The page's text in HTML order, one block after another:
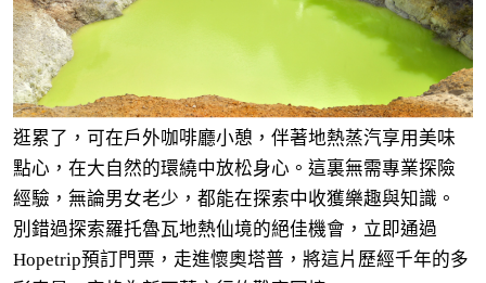
逛累了，可在戶外咖啡廳小憩，伴著地熱蒸汽享用美味
點心，在大自然的環繞中放松身心。這裏無需專業探險
經驗，無論男女老少，都能在探索中收獲樂趣與知識。
別錯過探索羅托魯瓦地熱仙境的絕佳機會，立即通過
Hopetrip預訂門票，走進懷奧塔普，將這片歷經千年的多